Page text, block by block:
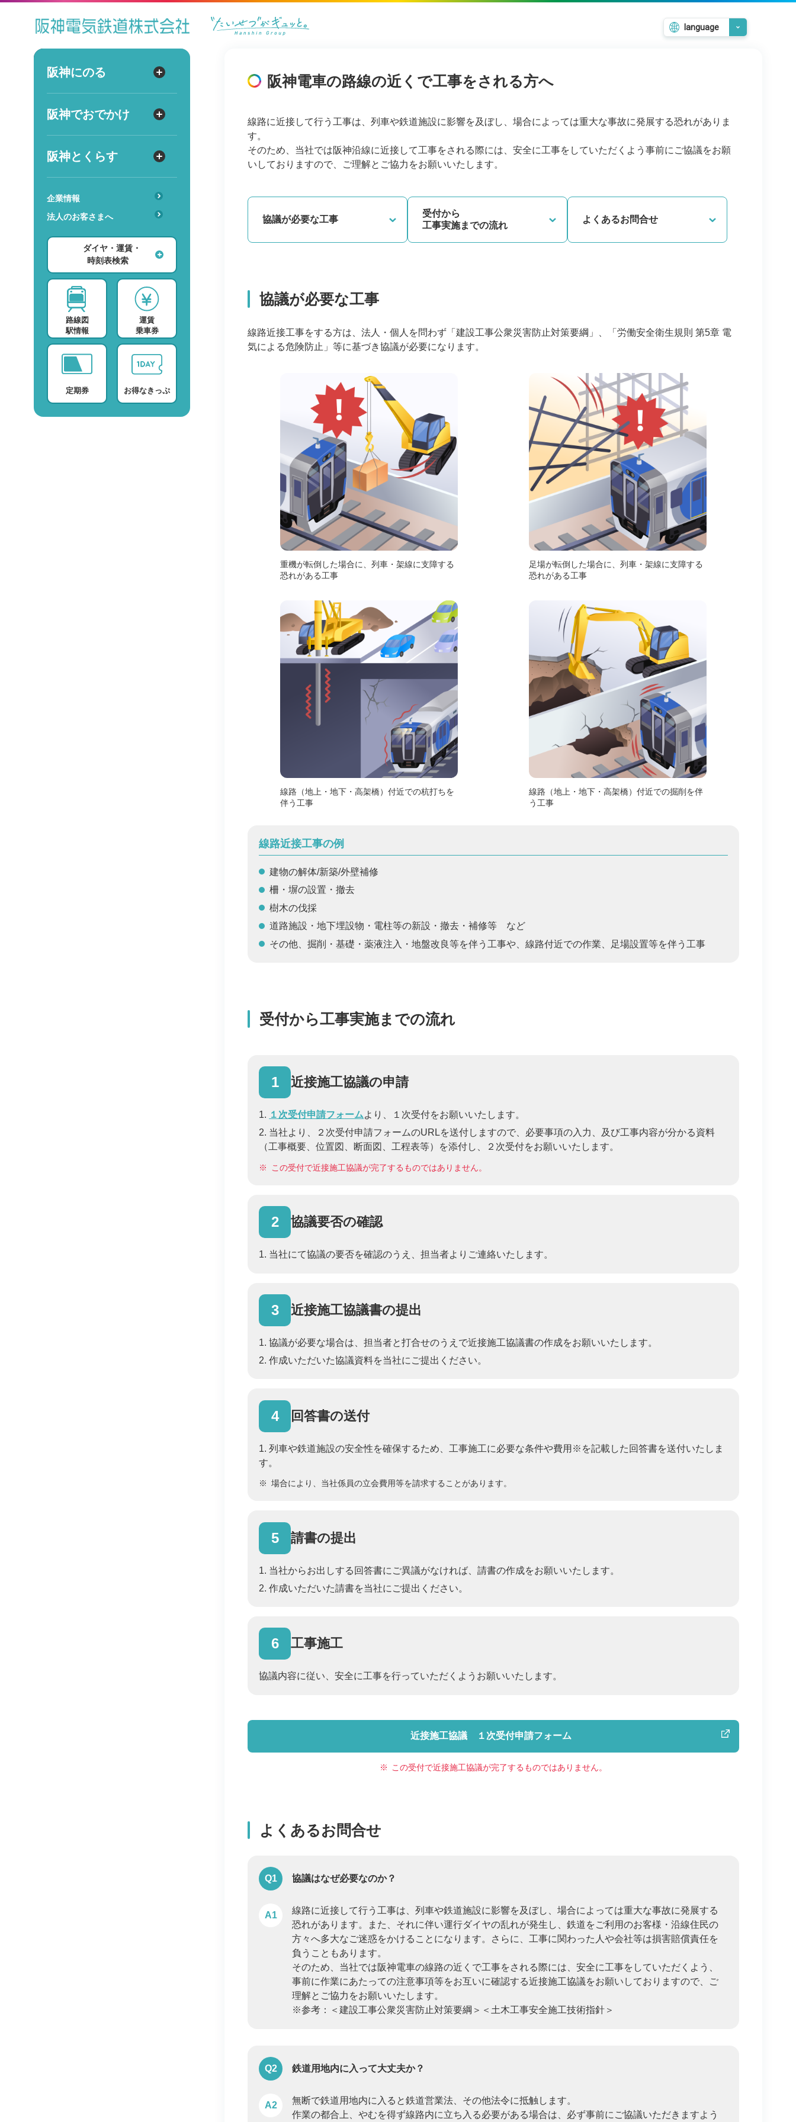
language
簡体中文
阪神にのる
阪神にのる
駅のサービス一覧
ダイヤ検索
運賃検索
時刻表検索
検索に関する注意事項
よくある質問・FAQ
阪神でおでかけ
阪神でおでかけ
ホテル・旅行
ショッピング・グルメ
阪神とくらす
阪神とくらす
交通
レンタル・駐輪場
スポーツ・スクール
プロバイダー
デイサービス
企業情報
法人のお客さまへ
路線図
駅情報
運賃
乗車券
定期券 お得なきっぷ
ダイヤ・運賃・
時刻表検索
出発
到着
時
詳細設定
阪神電車の路線の近くで工事をされる方へ
線路に近接して行う工事は、列車や鉄道施設に影響を及ぼし、場合によっては重大な事故に発展する恐れがありま
す。
そのため、当社では阪神沿線に近接して工事をされる際には、安全に工事をしていただくよう事前にご協議をお願
いしておりますので、ご理解とご協力をお願いいたします。
協議が必要な工事
受付から
工事実施までの流れ
よくあるお問合せ
協議が必要な工事
線路近接工事をする方は、法人・個人を問わず「建設工事公衆災害防止対策要綱」、「労働安全衛生規則 第5章 電
気による危険防止」等に基づき協議が必要になります。
重機が転倒した場合に、列車・架線に支障する
恐れがある工事
足場が転倒した場合に、列車・架線に支障する
恐れがある工事
線路（地上・地下・高架橋）付近での杭打ちを
伴う工事
線路（地上・地下・高架橋）付近での掘削を伴
う工事
線路近接工事の例
建物の解体/新築/外壁補修
柵・塀の設置・撤去
樹木の伐採
道路施設・地下埋設物・電柱等の新設・撤去・補修等 など
その他、掘削・基礎・薬液注入・地盤改良等を伴う工事や、線路付近での作業、足場設置等を伴う工事
受付から工事実施までの流れ
1 近接施工協議の申請
１次受付申請フォームより、１次受付をお願いいたします。
当社より、２次受付申請フォームのURLを送付しますので、必要事項の入力、及び工事内容が分かる資料
（工事概要、位置図、断面図、工程表等）を添付し、２次受付をお願いいたします。
※ この受付で近接施工協議が完了するものではありません。
2 協議要否の確認
当社にて協議の要否を確認のうえ、担当者よりご連絡いたします。
3 近接施工協議書の提出
協議が必要な場合は、担当者と打合せのうえで近接施工協議書の作成をお願いいたします。
作成いただいた協議資料を当社にご提出ください。
4 回答書の送付
列車や鉄道施設の安全性を確保するため、工事施工に必要な条件や費用※を記載した回答書を送付いたしま
す。
※ 場合により、当社係員の立会費用等を請求することがあります。
5 請書の提出
当社からお出しする回答書にご異議がなければ、請書の作成をお願いいたします。
作成いただいた請書を当社にご提出ください。
6 工事施工
協議内容に従い、安全に工事を行っていただくようお願いいたします。
近接施工協議 １次受付申請フォーム
※ この受付で近接施工協議が完了するものではありません。
よくあるお問合せ
協議はなぜ必要なのか？
線路に近接して行う工事は、列車や鉄道施設に影響を及ぼし、場合によっては重大な事故に発展する
恐れがあります。また、それに伴い運行ダイヤの乱れが発生し、鉄道をご利用のお客様・沿線住民の
方々へ多大なご迷惑をかけることになります。さらに、工事に関わった人や会社等は損害賠償責任を
負うこともあります。
そのため、当社では阪神電車の線路の近くで工事をされる際には、安全に工事をしていただくよう、
事前に作業にあたっての注意事項等をお互いに確認する近接施工協議をお願いしておりますので、ご
理解とご協力をお願いいたします。
※参考：＜建設工事公衆災害防止対策要綱＞＜土木工事安全施工技術指針＞
鉄道用地内に入って大丈夫か？
無断で鉄道用地内に入ると鉄道営業法、その他法令に抵触します。
作業の都合上、やむを得ず線路内に立ち入る必要がある場合は、必ず事前にご協議いただきますよう